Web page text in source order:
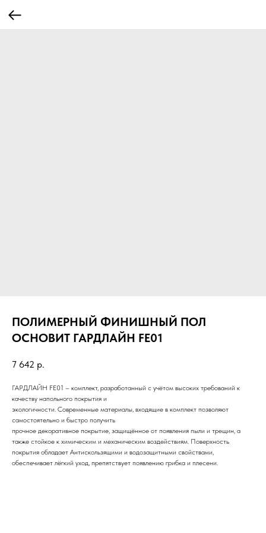
ПОЛИМЕРНЫЙ ФИНИШНЫЙ ПОЛ
ОСНОВИТ ГАРДЛАЙН FE01
7 642 р.
ГАРДЛАЙН FE01 – комплект, разработанный с учётом высоких требований к
качеству напольного покрытия и
экологичности. Современные материалы, входящие в комплект позволяют
самостоятельно и быстро получить
прочное декоративное покрытие, защищённое от появления пыли и трещин, а
также стойкое к химическим и механическим воздействиям. Поверхность
покрытия обладает Антискользящими и водозащитными свойствами,
обеспечивает лёгкий уход, препятствует появлению грибка и плесени.